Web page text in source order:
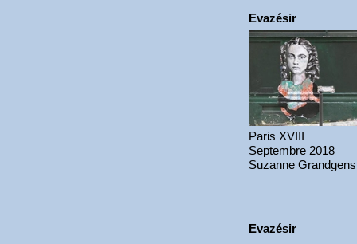
Evazésir
Paris XVIII
Septembre 2018
Suzanne Grandgens
Evazésir